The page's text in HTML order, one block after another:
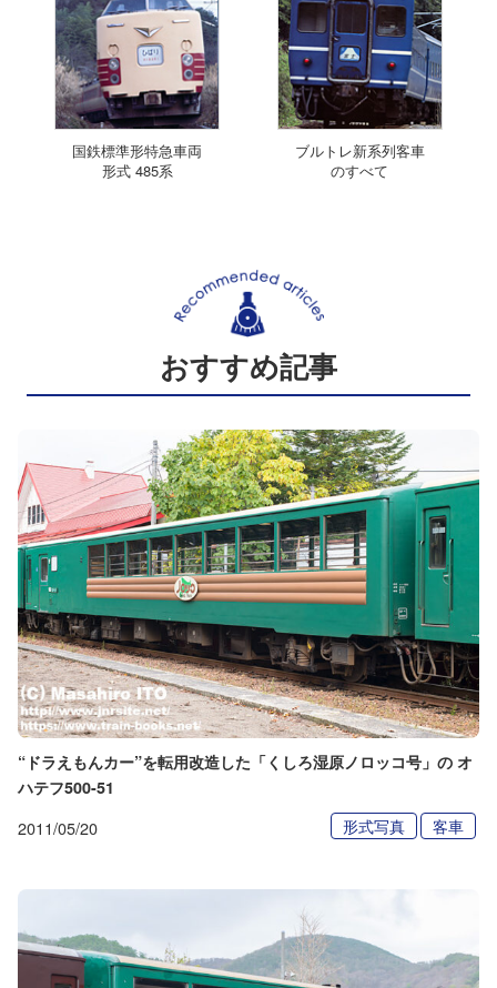
国鉄標準形特急車両
形式 485系
ブルトレ新系列客車
のすべて
おすすめ記事
“ドラえもんカー”を転用改造した「くしろ湿原ノロッコ号」の オ
ハテフ500-51
2011/05/20 形式写真 客車